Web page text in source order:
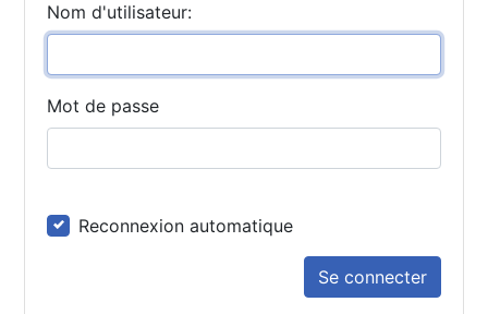
Nom d'utilisateur:
Mot de passe
Reconnexion automatique